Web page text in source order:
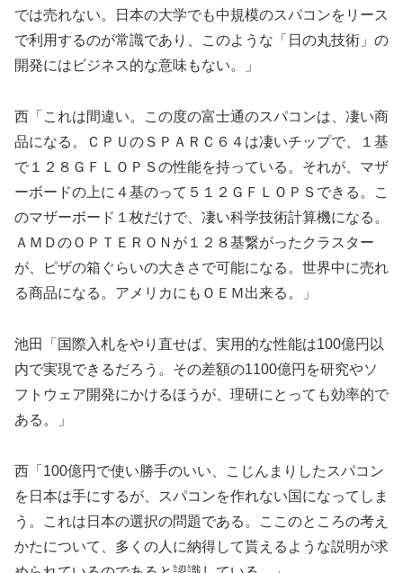
では売れない。日本の大学でも中規模のスパコンをリース
で利用するのが常識であり、このような「日の丸技術」の
開発にはビジネス的な意味もない。」
西「これは間違い。この度の富士通のスパコンは、凄い商
品になる。ＣＰＵのＳＰＡＲＣ６４は凄いチップで、１基
で１２８ＧＦＬＯＰＳの性能を持っている。それが、マザ
ーボードの上に４基のって５１２ＧＦＬＯＰＳできる。こ
のマザーボード１枚だけで、凄い科学技術計算機になる。
ＡＭＤのＯＰＴＥＲＯＮが１２８基繋がったクラスター
が、ピザの箱ぐらいの大きさで可能になる。世界中に売れ
る商品になる。アメリカにもＯＥＭ出来る。」
池田「国際入札をやり直せば、実用的な性能は100億円以
内で実現できるだろう。その差額の1100億円を研究やソ
フトウェア開発にかけるほうが、理研にとっても効率的で
ある。」
西「100億円で使い勝手のいい、こじんまりしたスパコン
を日本は手にするが、スパコンを作れない国になってしま
う。これは日本の選択の問題である。ここのところの考え
かたについて、多くの人に納得して貰えるような説明が求